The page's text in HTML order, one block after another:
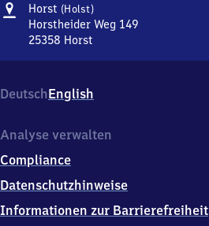
Adresse
Horst (Holst)Horst
(Holstein)
Horstheider Weg 149
25358 Horst
Horstheider
Weg
2
3
5
Horst
DeutschEnglish
Analyse verwalten
Compliance
Datenschutzhinweise
Informationen zur Barrierefreiheit